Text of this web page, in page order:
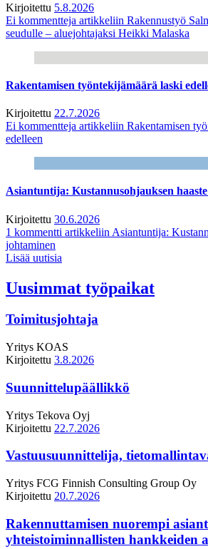
Kirjoitettu 5.8.2026
Ei kommentteja artikkeliin Rakennustyö
seudulle – aluejohtajaksi Heikki Malaska
Rakentamisen työntekijämäärä laski
Kirjoitettu 22.7.2026
Ei kommentteja artikkeliin Rakentamisen
edelleen
Asiantuntija: Kustannusohjauksen
Kirjoitettu 30.6.2026
1 kommentti artikkeliin Asiantuntija:
johtaminen
Lisää uutisia
Uusimmat työpaikat
Toimitusjohtaja
Yritys KOAS
Kirjoitettu 3.8.2026
Suunnittelupäällikkö
Yritys Tekova Oyj
Kirjoitettu 22.7.2026
Vastuusuunnittelija,
Yritys FCG Finnish Consulting Group Oy
Kirjoitettu 20.7.2026
Rakennuttamisen nuorempi
yhteistoiminnallisten hankkeiden